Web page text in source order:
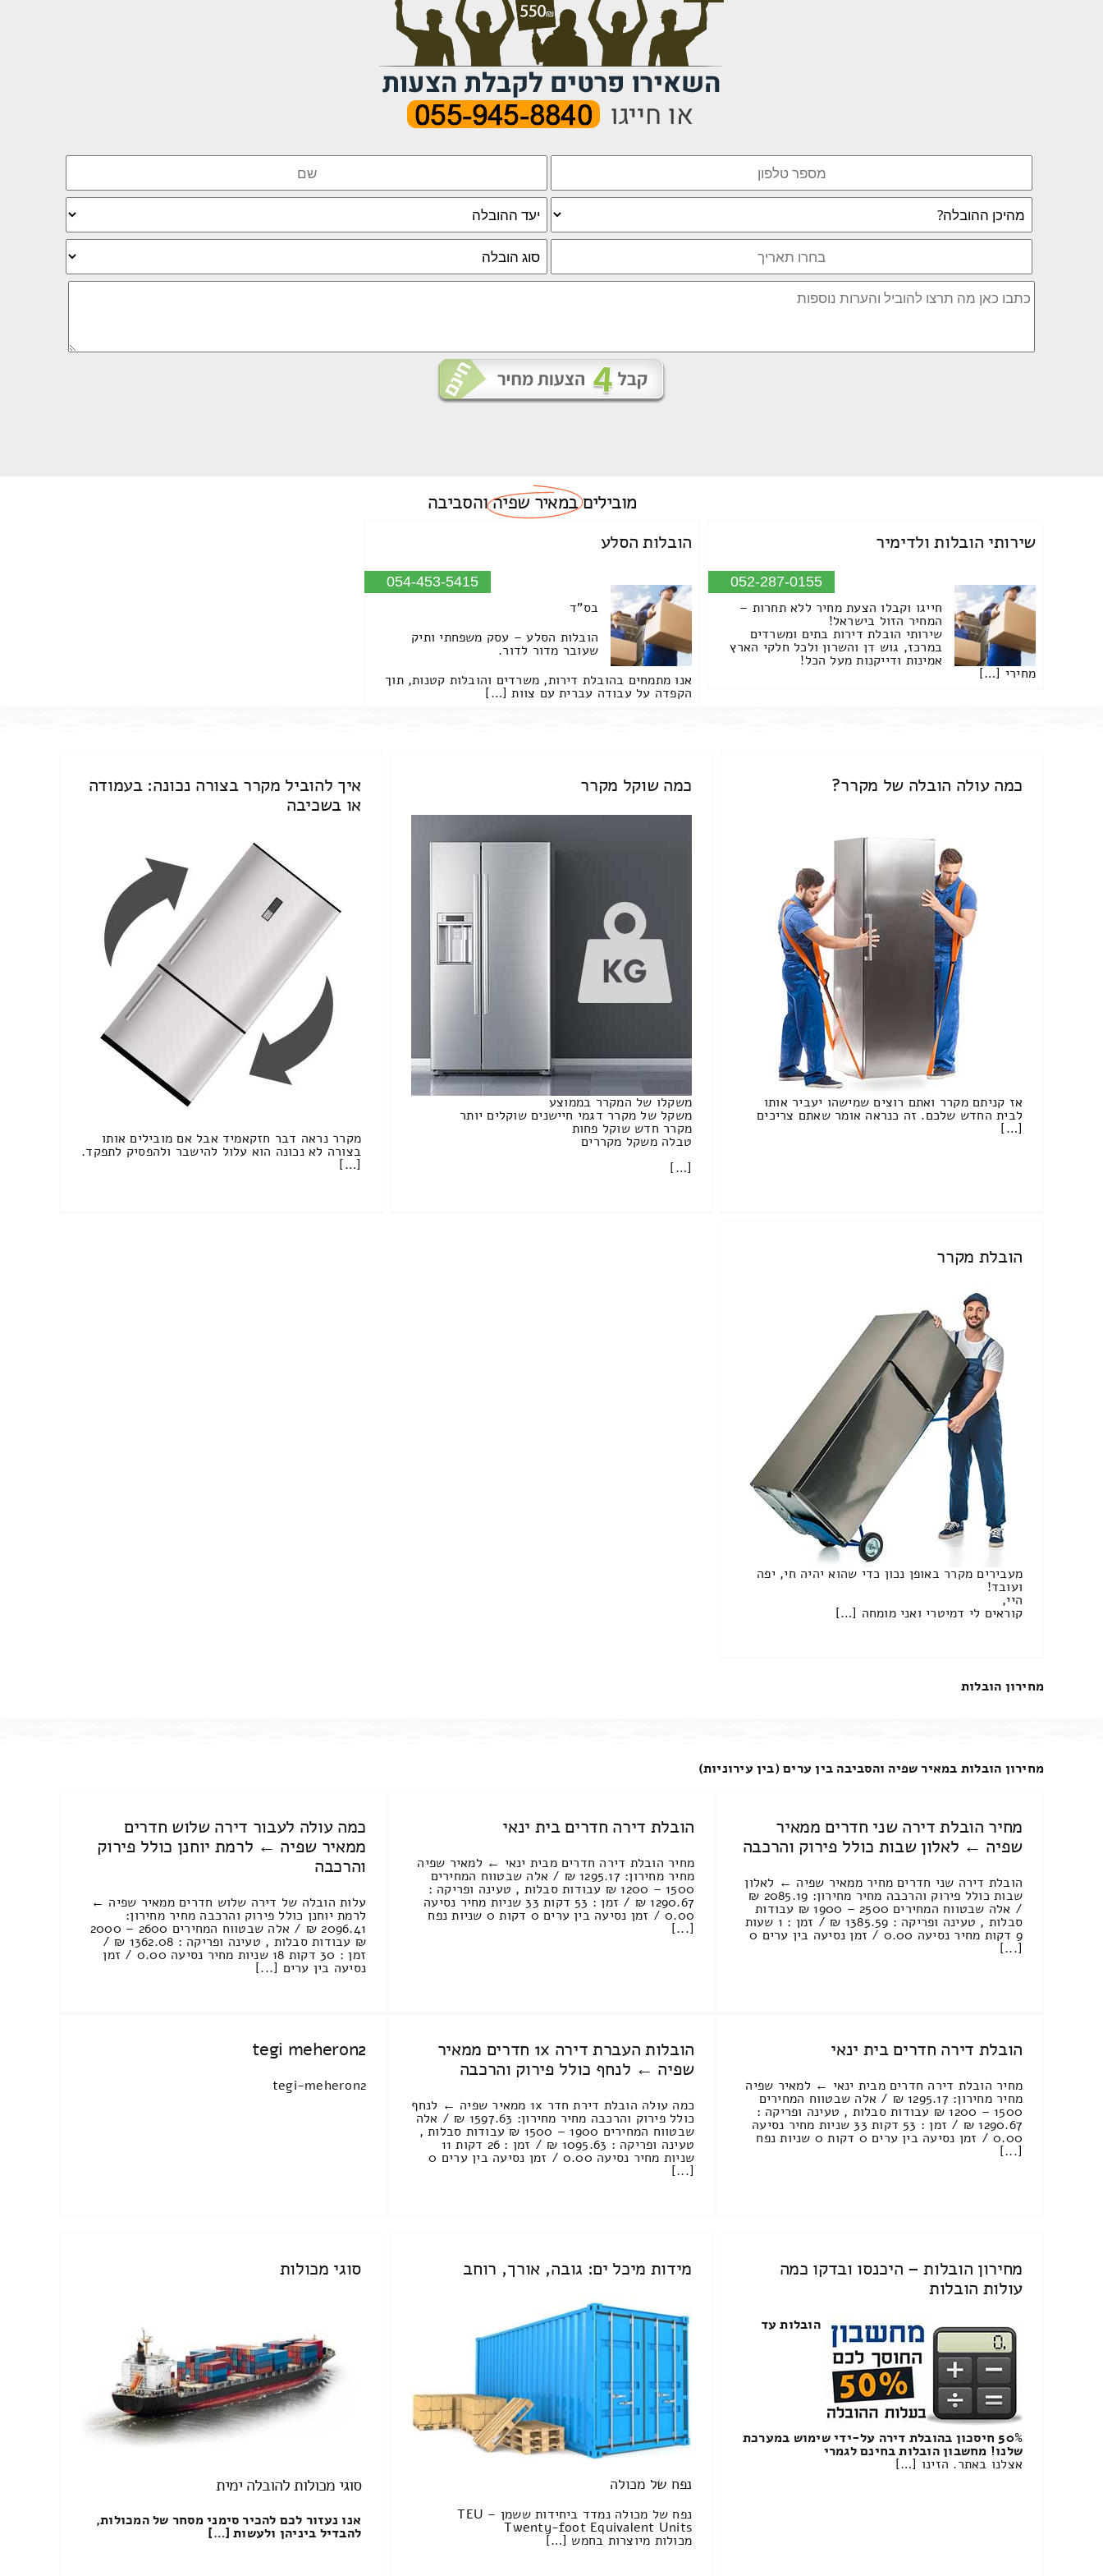
מוביליםבמאיר שפיהוהסביבה
שירותי הובלות ולדימיר
052-287-0155
חייגו וקבלו הצעת מחיר ללא תחרות –
המחיר הזול בישראל!
שירותי הובלת דירות בתים ומשרדים
במרכז, גוש דן והשרון ולכל חלקי הארץ
אמינות ודייקנות מעל הכל!
מחירי […]
הובלות הסלע
054-453-5415
בס"ד
הובלות הסלע – עסק משפחתי ותיק
שעובר מדור לדור.
אנו מתמחים בהובלת דירות, משרדים והובלות קטנות, תוך
הקפדה על עבודה עברית עם צוות […]
כמה עולה הובלה של מקרר?
אז קניתם מקרר ואתם רוצים שמישהו יעביר אותו
לבית החדש שלכם. זה כנראה אומר שאתם צריכים
[…]
כמה שוקל מקרר
משקלו של המקרר בממוצע
משקל של מקרר דגמי חיישנים שוקלים יותר
מקרר חדש שוקל פחות
טבלה משקל מקררים
[…]
איך להוביל מקרר בצורה נכונה: בעמודה
או בשכיבה
מקרר נראה דבר חזקאמיד אבל אם מובילים אותו
בצורה לא נכונה הוא עלול להישבר ולהפסיק לתפקד.
[…]
הובלת מקרר
מעבירים מקרר באופן נכון כדי שהוא יהיה חי, יפה
ועובד!
היי,
קוראים לי דמיטרי ואני מומחה […]
מחירון הובלות
מחירון הובלות במאיר שפיה והסביבה בין ערים (בין עירוניות)
מחיר הובלת דירה שני חדרים ממאיר
שפיה ← לאלון שבות כולל פירוק והרכבה
הובלת דירה שני חדרים מחיר ממאיר שפיה ← לאלון
שבות כולל פירוק והרכבה מחיר מחירון: 2085.19 ₪
/ אלה שבטווח המחירים 2500 – 1900 ₪ עבודות
סבלות , טעינה ופריקה : 1385.59 ₪ / זמן : 1 שעות
9 דקות מחיר נסיעה 0.00 / זמן נסיעה בין ערים 0
[...]
הובלת דירה חדרים בית ינאי
מחיר הובלת דירה חדרים מבית ינאי ← למאיר שפיה
מחיר מחירון: 1295.17 ₪ / אלה שבטווח המחירים
1500 – 1200 ₪ עבודות סבלות , טעינה ופריקה :
1290.67 ₪ / זמן : 53 דקות 33 שניות מחיר נסיעה
0.00 / זמן נסיעה בין ערים 0 דקות 0 שניות נפח
[...]
כמה עולה לעבור דירה שלוש חדרים
ממאיר שפיה ← לרמת יוחנן כולל פירוק
והרכבה
עלות הובלה של דירה שלוש חדרים ממאיר שפיה ←
לרמת יוחנן כולל פירוק והרכבה מחיר מחירון:
2096.41 ₪ / אלה שבטווח המחירים 2600 – 2000
₪ עבודות סבלות , טעינה ופריקה : 1362.08 ₪ /
זמן : 30 דקות 18 שניות מחיר נסיעה 0.00 / זמן
נסיעה בין ערים [...]
הובלת דירה חדרים בית ינאי
מחיר הובלת דירה חדרים מבית ינאי ← למאיר שפיה
מחיר מחירון: 1295.17 ₪ / אלה שבטווח המחירים
1500 – 1200 ₪ עבודות סבלות , טעינה ופריקה :
1290.67 ₪ / זמן : 53 דקות 33 שניות מחיר נסיעה
0.00 / זמן נסיעה בין ערים 0 דקות 0 שניות נפח
[...]
הובלות העברת דירה 1x חדרים ממאיר
שפיה ← לנחף כולל פירוק והרכבה
כמה עולה הובלת דירת חדר 1x ממאיר שפיה ← לנחף
כולל פירוק והרכבה מחיר מחירון: 1597.63 ₪ / אלה
שבטווח המחירים 1900 – 1500 ₪ עבודות סבלות ,
טעינה ופריקה : 1095.63 ₪ / זמן : 26 דקות 11
שניות מחיר נסיעה 0.00 / זמן נסיעה בין ערים 0
[...]
tegi meheron2
tegi-meheron2
מחירון הובלות – היכנסו ובדקו כמה
עולות הובלות
הובלות עד
50% חיסכון בהובלת דירה על-ידי שימוש במערכת
שלנו! מחשבון הובלות בחינם לגמרי
אצלנו באתר. הזינו […]
מידות מיכל ים: גובה, אורך, רוחב
נפח של מכולה
נפח של מכולה נמדד ביחידות ששמן TEU –
Twenty-foot Equivalent Units
מכולות מיוצרות בחמש […]
סוגי מכולות
סוגי מכולות להובלה ימית
אנו נעזור לכם להכיר סימני מסחר של המכולות,
להבדיל ביניהן ולעשות […]